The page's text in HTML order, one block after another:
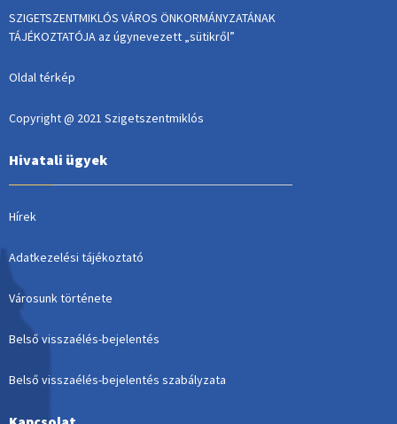
SZIGETSZENTMIKLÓS VÁROS ÖNKORMÁNYZATÁNAK
TÁJÉKOZTATÓJA az úgynevezett „sütikről”
Oldal térkép
Copyright @ 2021 Szigetszentmiklós
Hivatali ügyek
Hírek
Adatkezelési tájékoztató
Városunk története
Belső visszaélés-bejelentés
Belső visszaélés-bejelentés szabályzata